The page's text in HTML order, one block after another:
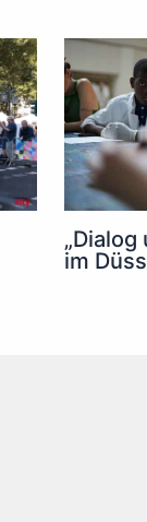
„Dialog
im